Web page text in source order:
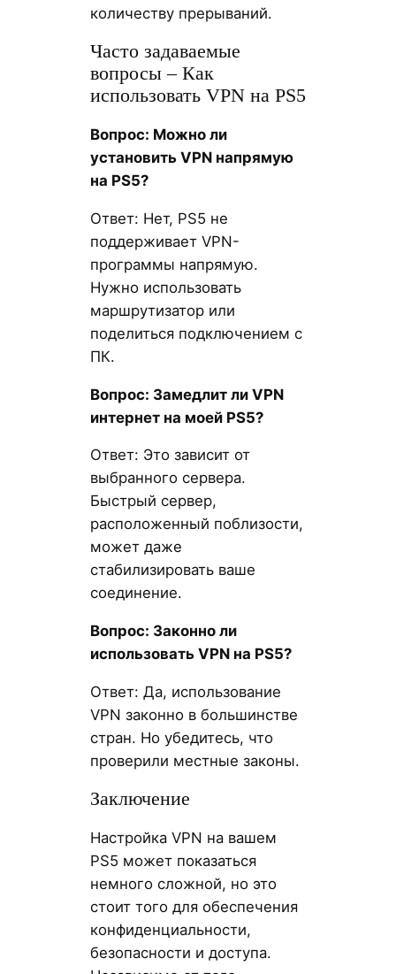
количеству прерываний.
Часто задаваемые
вопросы – Как
использовать VPN на PS5
Вопрос: Можно ли
установить VPN напрямую
на PS5?
Ответ: Нет, PS5 не
поддерживает VPN-
программы напрямую.
Нужно использовать
маршрутизатор или
поделиться подключением с
ПК.
Вопрос: Замедлит ли VPN
интернет на моей PS5?
Ответ: Это зависит от
выбранного сервера.
Быстрый сервер,
расположенный поблизости,
может даже
стабилизировать ваше
соединение.
Вопрос: Законно ли
использовать VPN на PS5?
Ответ: Да, использование
VPN законно в большинстве
стран. Но убедитесь, что
проверили местные законы.
Заключение
Настройка VPN на вашем
PS5 может показаться
немного сложной, но это
стоит того для обеспечения
конфиденциальности,
безопасности и доступа.